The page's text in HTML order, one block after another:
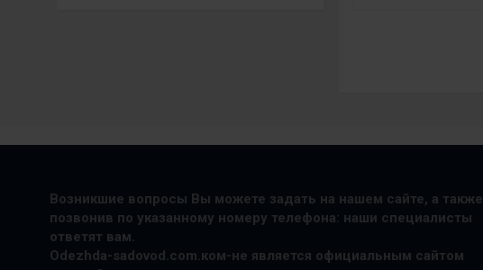
Возникшие вопросы Вы можете задать на нашем сайте, а также
позвонив по указанному номеру телефона: наши специалисты
ответят вам.
Odezhda-sadovod.com.ком-не является официальным сайтом